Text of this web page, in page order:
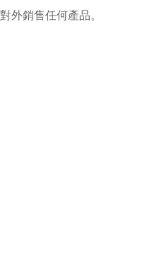
外銷售任何產品。